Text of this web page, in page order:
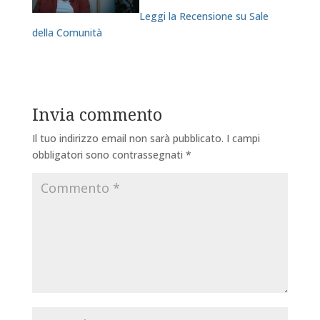
Leggi la Recensione su Sale
della Comunità
Invia commento
Il tuo indirizzo email non sarà pubblicato. I campi
obbligatori sono contrassegnati *